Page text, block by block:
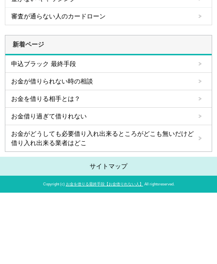
審査が通らない人のカードローン
新着ページ
申込ブラック 最終手段
お金が借りられない時の相談
お金を借りる相手とは？
お金借り過ぎて借りれない
お金がどうしても必要借り入れ出来るところがどこも無いだけど
借り入れ出来る業者はどこ
サイトマップ
Copyright (c) お金を借りる最終手段【お金借りれない人】 All rightsreserved.